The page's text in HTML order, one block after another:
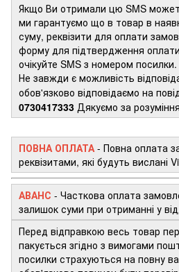
Якщо Ви отримали цю SMS
ми гарантуємо що в товар в
суму, реквізити для оплати
форму для підтвердження
очікуйте SMS з номером посилки.
Не завжди є можливість
обов'язково відповідаємо на
0730417333 Дякуємо за
ПОВНА ОПЛАТА - Повна оплата
реквізитами, які будуть
АВАНС - Часткова оплата
залишок суми при отриманні у
Перед відправкою весь товар
пакується згідно з вимогами
посилки страхуються на повну